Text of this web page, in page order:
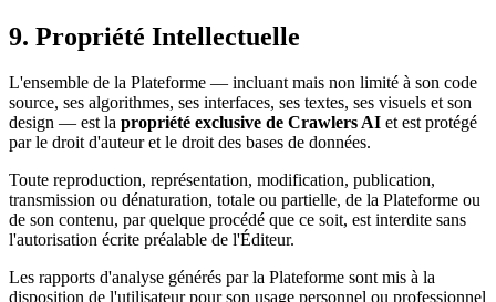
9. Propriété Intellectuelle
L'ensemble de la Plateforme — incluant mais non limité à son code
source, ses algorithmes, ses interfaces, ses textes, ses visuels et son
design — est la propriété exclusive de Crawlers AI et est protégé
par le droit d'auteur et le droit des bases de données.
Toute reproduction, représentation, modification, publication,
transmission ou dénaturation, totale ou partielle, de la Plateforme ou
de son contenu, par quelque procédé que ce soit, est interdite sans
l'autorisation écrite préalable de l'Éditeur.
Les rapports d'analyse générés par la Plateforme sont mis à la
disposition de l'utilisateur pour son usage personnel ou professionnel